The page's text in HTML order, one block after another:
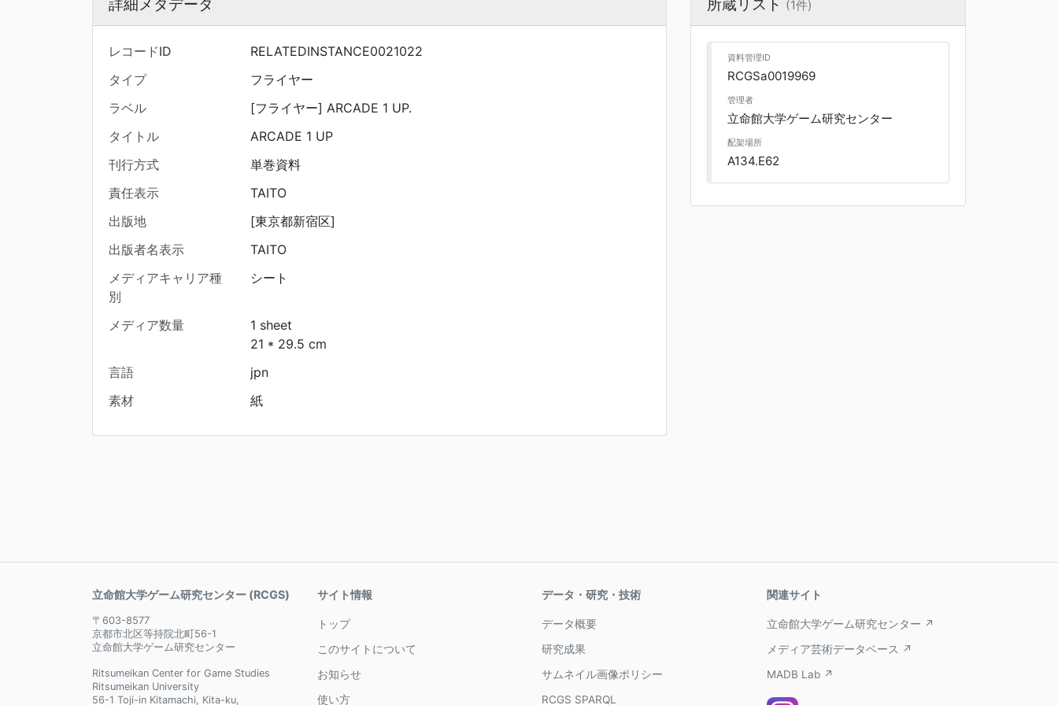
詳細メタデータ
レコードID
RELATEDINSTANCE0021022
タイプ
フライヤー
ラベル
[フライヤー] ARCADE 1 UP.
タイトル
ARCADE 1 UP
刊行方式
単巻資料
責任表示
TAITO
出版地
[東京都新宿区]
出版者名表示
TAITO
メディアキャリア種
別
シート
メディア数量
1 sheet
21 * 29.5 cm
言語
jpn
素材
紙
所蔵リスト (1件)
資料管理ID
RCGSa0019969
管理者
立命館大学ゲーム研究センター
配架場所
A134.E62
立命館大学ゲーム研究センター (RCGS)
〒603-8577
京都市北区等持院北町56-1
立命館大学ゲーム研究センター
Ritsumeikan Center for Game Studies
Ritsumeikan University
56-1 Toji-in Kitamachi, Kita-ku,
サイト情報
トップ
このサイトについて
お知らせ
使い方
データ・研究・技術
データ概要
研究成果
サムネイル画像ポリシー
RCGS SPARQL
関連サイト
立命館大学ゲーム研究センター ↗
メディア芸術データベース ↗
MADB Lab ↗